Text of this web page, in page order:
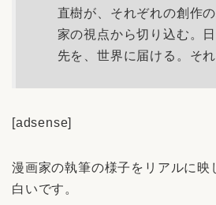
直樹が、それぞれの創作
家の視点から切り込む。
先を、世界に届ける。それ
[adsense]
漫画家の執筆の様子をリアルに映
白いです。